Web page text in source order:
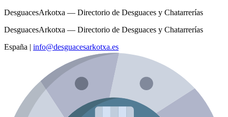
DesguacesArkotxa — Directorio de Desguaces y Chatarrerías
DesguacesArkotxa — Directorio de Desguaces y Chatarrerías
España | info@desguacesarkotxa.es